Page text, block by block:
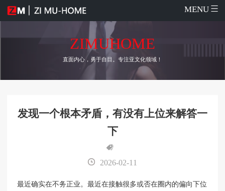
MENU
ZIMUHOME
直面内心，勇于自目。专注亚文化领域！
发现一个根本矛盾，有没有上位来解答一
下
2026-02-11
最近确实在不务正业。最近在接触很多或否在圈内的偏向下位